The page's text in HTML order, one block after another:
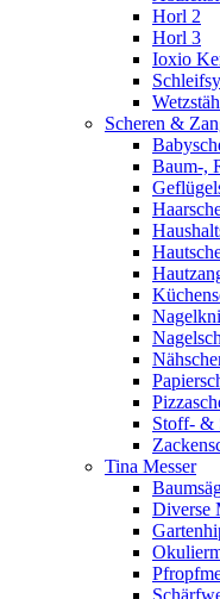
Horl 2
Horl 3
Ioxio
Scheren &
Baum-,
Stoff- &
Tina Messer
Diverse